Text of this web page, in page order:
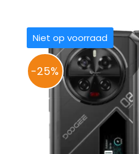
Niet op voorraad
-25%